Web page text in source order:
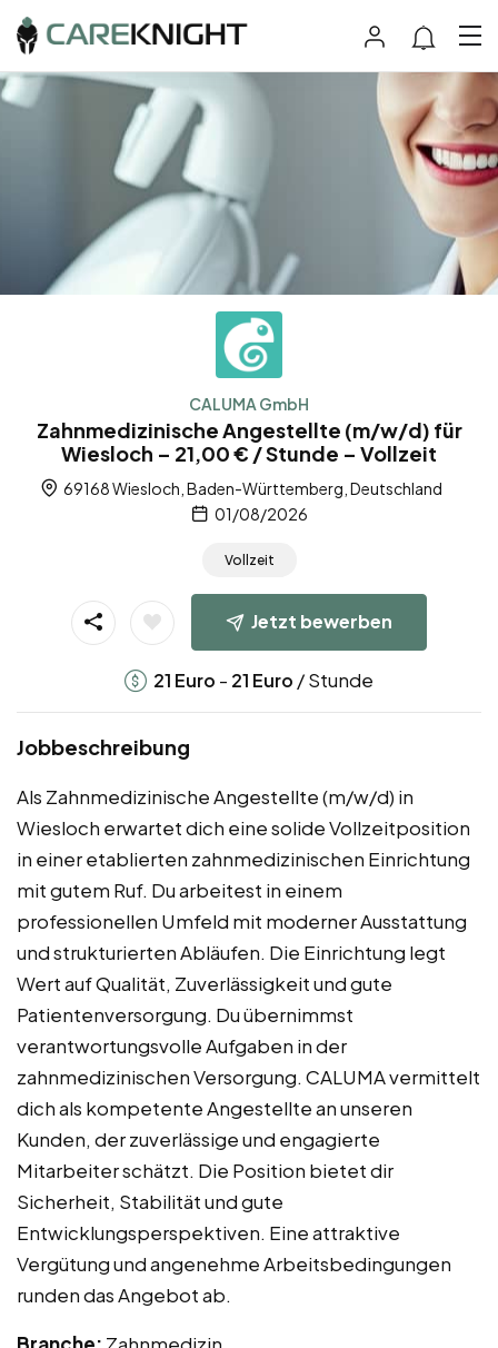
CALUMA GmbH
Zahnmedizinische Angestellte (m/w/d) für
Wiesloch – 21,00 € / Stunde – Vollzeit
69168 Wiesloch, Baden-Württemberg, Deutschland
01/08/2026
Vollzeit
Jetzt bewerben
21 Euro - 21 Euro / Stunde
Jobbeschreibung
Als Zahnmedizinische Angestellte (m/w/d) in
Wiesloch erwartet dich eine solide Vollzeitposition
in einer etablierten zahnmedizinischen Einrichtung
mit gutem Ruf. Du arbeitest in einem
professionellen Umfeld mit moderner Ausstattung
und strukturierten Abläufen. Die Einrichtung legt
Wert auf Qualität, Zuverlässigkeit und gute
Patientenversorgung. Du übernimmst
verantwortungsvolle Aufgaben in der
zahnmedizinischen Versorgung. CALUMA vermittelt
dich als kompetente Angestellte an unseren
Kunden, der zuverlässige und engagierte
Mitarbeiter schätzt. Die Position bietet dir
Sicherheit, Stabilität und gute
Entwicklungsperspektiven. Eine attraktive
Vergütung und angenehme Arbeitsbedingungen
runden das Angebot ab.